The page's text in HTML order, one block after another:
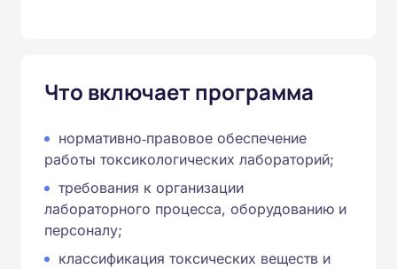
Что включает программа
нормативно‑правовое обеспечение
работы токсикологических лабораторий;
требования к организации
лабораторного процесса, оборудованию и
персоналу;
классификация токсических веществ и